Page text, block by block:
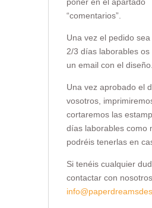
“comentarios”.
Una vez el pedido
2/3 días laborables
un email con el diseño.
Una vez aprobado el
vosotros,
cortaremos las
días laborables como
podréis tenerlas en
Si tenéis cualquier
contactar con